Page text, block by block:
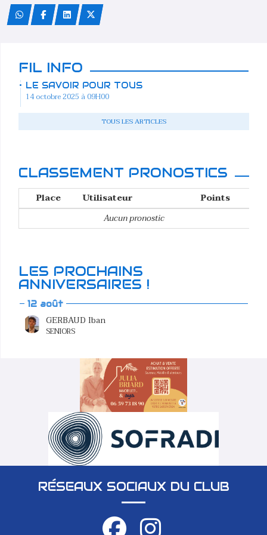
FIL INFO
LE SAVOIR POUR TOUS
14 octobre 2025 à 09H00
TOUS LES ARTICLES
CLASSEMENT PRONOSTICS
Place Utilisateur
Points
Aucun pronostic
LES PROCHAINS
ANNIVERSAIRES !
12 août
GERBAUD Iban
SENIORS
RÉSEAUX SOCIAUX DU CLUB